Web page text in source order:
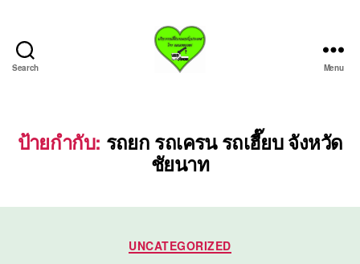
Search
บรถ
ยก
ทั่ว
Menu
ป้ายกำกับ: รถยก รถเครน รถเฮี๊ยบ จังหวัด
ชัยนาท
Categories
UNCATEGORIZED